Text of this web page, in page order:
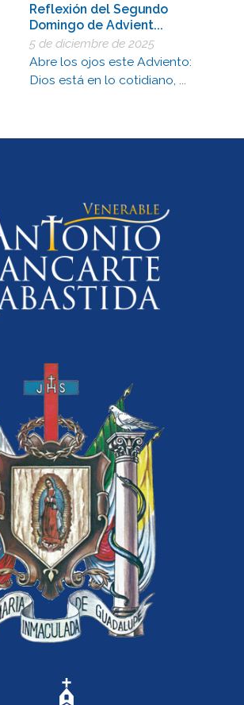
Reflexión del Segundo
Domingo de Advient...
5 de diciembre de 2025
Abre los ojos este Adviento:
Dios está en lo cotidiano, ...